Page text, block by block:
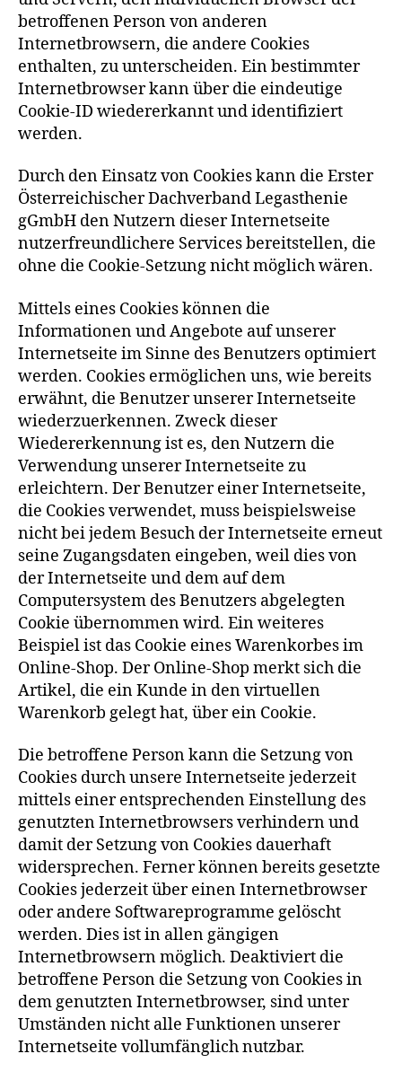
betroffenen Person von anderen
Internetbrowsern, die andere Cookies
enthalten, zu unterscheiden. Ein bestimmter
Internetbrowser kann über die eindeutige
Cookie-ID wiedererkannt und identifiziert
werden.
Durch den Einsatz von Cookies kann die Erster
Österreichischer Dachverband Legasthenie
gGmbH den Nutzern dieser Internetseite
nutzerfreundlichere Services bereitstellen, die
ohne die Cookie-Setzung nicht möglich wären.
Mittels eines Cookies können die
Informationen und Angebote auf unserer
Internetseite im Sinne des Benutzers optimiert
werden. Cookies ermöglichen uns, wie bereits
erwähnt, die Benutzer unserer Internetseite
wiederzuerkennen. Zweck dieser
Wiedererkennung ist es, den Nutzern die
Verwendung unserer Internetseite zu
erleichtern. Der Benutzer einer Internetseite,
die Cookies verwendet, muss beispielsweise
nicht bei jedem Besuch der Internetseite erneut
seine Zugangsdaten eingeben, weil dies von
der Internetseite und dem auf dem
Computersystem des Benutzers abgelegten
Cookie übernommen wird. Ein weiteres
Beispiel ist das Cookie eines Warenkorbes im
Online-Shop. Der Online-Shop merkt sich die
Artikel, die ein Kunde in den virtuellen
Warenkorb gelegt hat, über ein Cookie.
Die betroffene Person kann die Setzung von
Cookies durch unsere Internetseite jederzeit
mittels einer entsprechenden Einstellung des
genutzten Internetbrowsers verhindern und
damit der Setzung von Cookies dauerhaft
widersprechen. Ferner können bereits gesetzte
Cookies jederzeit über einen Internetbrowser
oder andere Softwareprogramme gelöscht
werden. Dies ist in allen gängigen
Internetbrowsern möglich. Deaktiviert die
betroffene Person die Setzung von Cookies in
dem genutzten Internetbrowser, sind unter
Umständen nicht alle Funktionen unserer
Internetseite vollumfänglich nutzbar.